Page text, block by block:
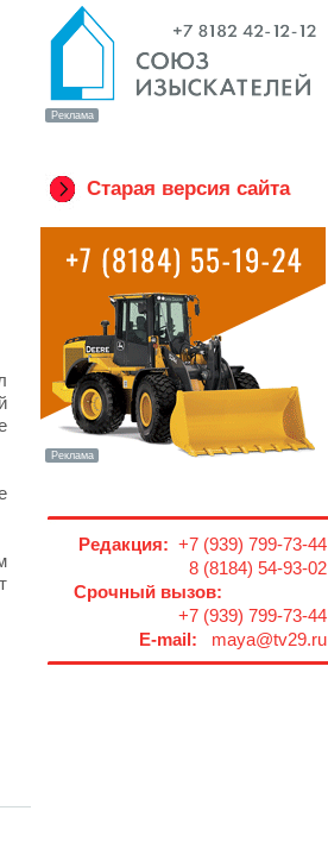
Старая версия сайта
Редакция: +7 (939) 799-73-44
8 (8184) 54-93-02
Срочный вызов:
+7 (939) 799-73-44
E-mail: maya@tv29.ru